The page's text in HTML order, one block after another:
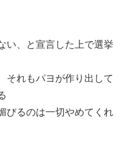
い、と宣言した上で選挙
それもパヨが作り出して
びるのは一切やめてくれ